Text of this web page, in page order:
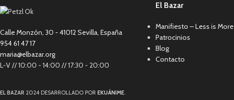
Calle Monzón, 30 - 41012 Sevilla, España
954 61 47 17
maria@elbazar.org
L-V // 10:00 - 14:00 // 17:30 - 20:00
El Bazar
Manifiesto – Less is More
Patrocinios
Blog
Contacto
EL BAZAR 2024 DESARROLLADO POR EKUÁNIME.